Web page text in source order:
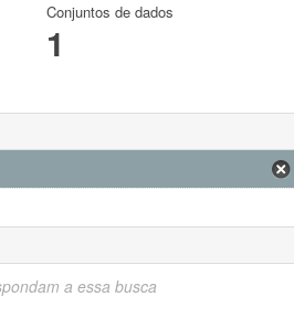
Conjuntos de dados
1
a essa busca